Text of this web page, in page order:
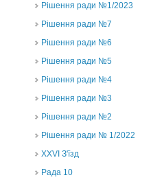
Рішення ради №1/2023
Рішення ради №7
Рішення ради №6
Рішення ради №5
Рішення ради №4
Рішення ради №3
Рішення ради №2
Рішення ради № 1/2022
XXVI З'їзд
Рада 10